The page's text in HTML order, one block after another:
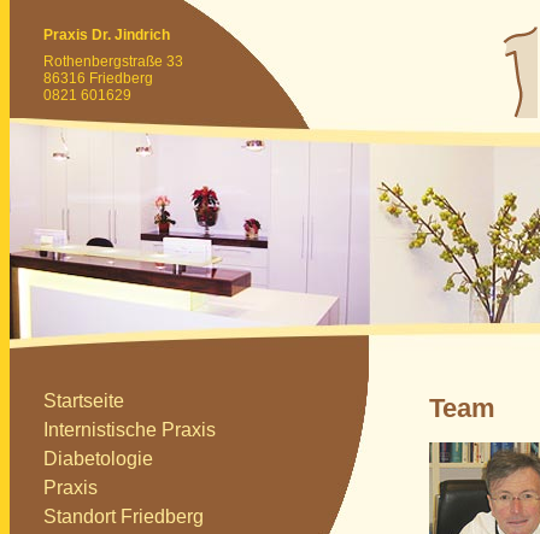
Praxis Dr. Jindrich
Rothenbergstraße 33
86316 Friedberg
0821 601629
Startseite
Internistische Praxis
Diabetologie
Praxis
Standort Friedberg
Team